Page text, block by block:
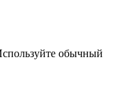
обычный